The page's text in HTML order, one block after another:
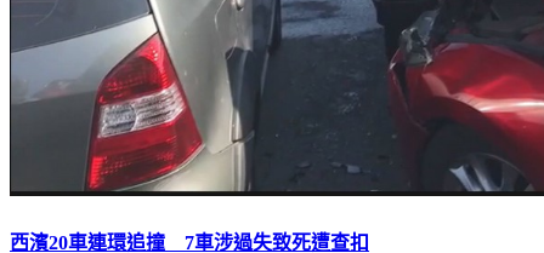
西濱20車連環追撞 7車涉過失致死遭查扣